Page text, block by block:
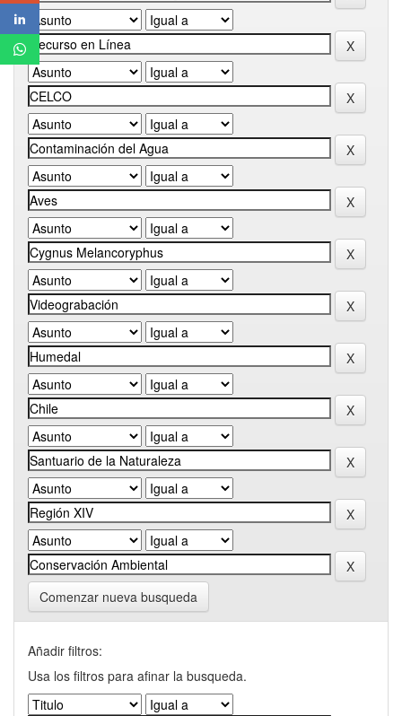
Comenzar nueva busqueda
Añadir filtros:
Usa los filtros para afinar la busqueda.